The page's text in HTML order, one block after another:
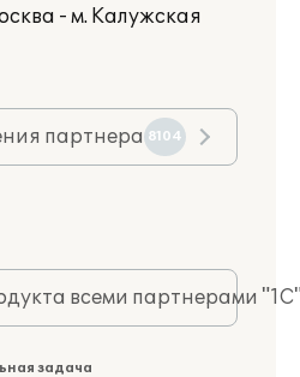
- м. Калужская
партнера 8104
всеми партнерами
задача